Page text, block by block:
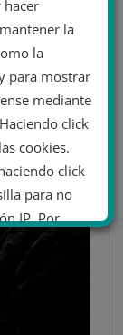
hacer
la
la
para mostrar
mediante
click
cookies.
click
para no
IP. Por